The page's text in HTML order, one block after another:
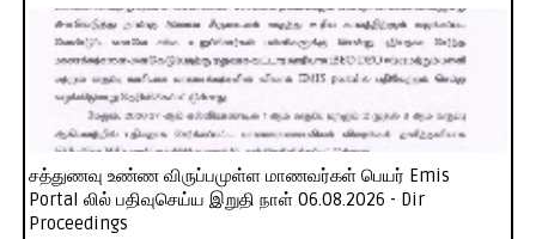
சத்துணவு உண்ண விருப்பமுள்ள மாணவர்கள் பெயர் Emis
Portal லில் பதிவுசெய்ய இறுதி நாள் 06.08.2026 - Dir
Proceedings